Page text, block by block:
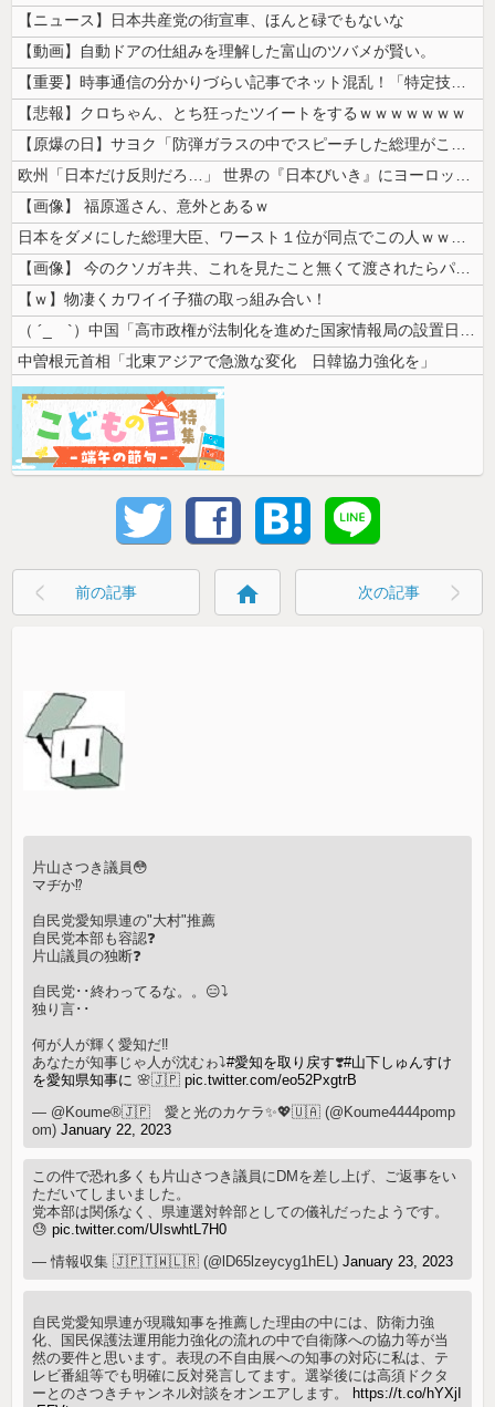
【ニュース】日本共産党の街宣車、ほんと碌でもないな
【動画】自動ドアの仕組みを理解した富山のツバメが賢い。
【重要】時事通信の分かりづらい記事でネット混乱！「特定技能2号に5年枠...
【悲報】クロちゃん、とち狂ったツイートをするｗｗｗｗｗｗｗ
【原爆の日】サヨク「防弾ガラスの中でスピーチした総理がこれまでいたんだ...
欧州「日本だけ反則だろ…」 世界の『日本びいき』にヨーロッパ全土から不...
【画像】 福原遥さん、意外とあるｗ
日本をダメにした総理大臣、ワースト１位が同点でこの人ｗｗｗｗｗｗ
【画像】 今のクソガキ共、これを見たこと無くて渡されたらパニクるらしい...
【ｗ】物凄くカワイイ子猫の取っ組み合い！
（ ´_ゝ`）中国「高市政権が法制化を進めた国家情報局の設置日が7月3...
中曽根元首相「北東アジアで急激な変化 日韓協力強化を」
前の記事 home 次の記事
片山さつき議員😳
マヂか⁉️
自民党愛知県連の"大村"推薦
自民党本部も容認❓
片山議員の独断❓
自民党･･終わってるな。。😑⤵️
独り言･･
何が人が輝く愛知だ‼️
あなたが知事じゃ人が沈むゎ⤵️#愛知を取り戻す❣️#山下しゅんすけ
を愛知県知事に 🌸🇯🇵pic.twitter.com/eo52PxgtrB
— @Koume®🇯🇵 愛と光のカケラ✨💖🇺🇦 (@Koume4444pomp
om)January 22, 2023
この件で恐れ多くも片山さつき議員にDMを差し上げ、ご返事をい
ただいてしまいました。
党本部は関係なく、県連選対幹部としての儀礼だったようです。
😓pic.twitter.com/UIswhtL7H0
— 情報収集 🇯🇵🇹🇼🇱🇷 (@lD65lzeycyg1hEL)January 23, 2023
自民党愛知県連が現職知事を推薦した理由の中には、防衛力強
化、国民保護法運用能力強化の流れの中で自衛隊への協力等が当
然の要件と思います。表現の不自由展への知事の対応に私は、テ
レビ番組等でも明確に反対発言してます。選挙後には高須ドクタ
ーとのさつきチャンネル対談をオンエアします。
https://t.co/hYXjI